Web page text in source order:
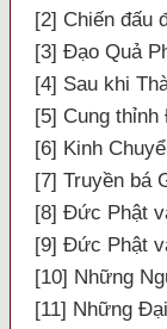
[2] Chiến đấu
[3] Đạo Quả
[4] Sau khi
[5] Cung
[6] Kinh
[7] Truyền bá
[8] Đức Phật
[9] Đức Phật
[10] Những
[11] Những